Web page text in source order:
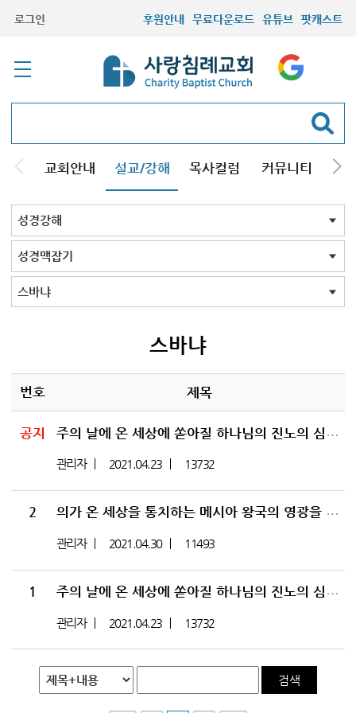
로그인 후원안내 무료다운로드 유튜브 팟캐스트
교회안내 설교/강해 목사컬럼 커뮤니티 기
주일설교
성경강해
시리즈설교
기타방송
성경강해 전체
신약
구약
성경맥잡기
성경맥잡기 전체
창세기
출애굽기
레위기
민수기
신명기
여호수아
사사기
룻기
사무엘기상
사무엘기하
열왕기상
열왕기하
에스라
느헤미야
에스더
시편
이사야서
예레미야
에스겔서
호세아서
요엘서
아모스
미가서
하박국
스바냐
스바냐
번호 제목
공지 주의 날에 온 세상에 쏟아질 하나님의 진노의 심판을 피하라_스바냐 맥잡기 01
관리자 2021.04.23 13732
2 의가 온 세상을 통치하는 메시아 왕국의 영광을 기대하라_스바냐 맥잡기 02
관리자 2021.04.30 11493
1 주의 날에 온 세상에 쏟아질 하나님의 진노의 심판을 피하라_스바냐 맥잡기 01
관리자 2021.04.23 13732
검색